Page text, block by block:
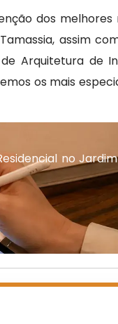
dos
assim
Arquitetura de
os mais
no Jardim